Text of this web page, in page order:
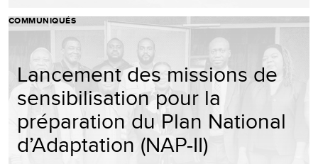
COMMUNIQUÉS
Lancement des missions de
sensibilisation pour la
préparation du Plan National
d’Adaptation (NAP-II)